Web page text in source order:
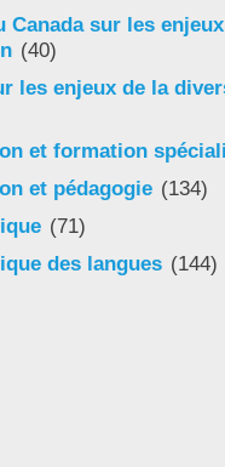
Canada sur les
(40)
les enjeux de la
et formation
et pédagogie (134)
(71)
des langues (144)